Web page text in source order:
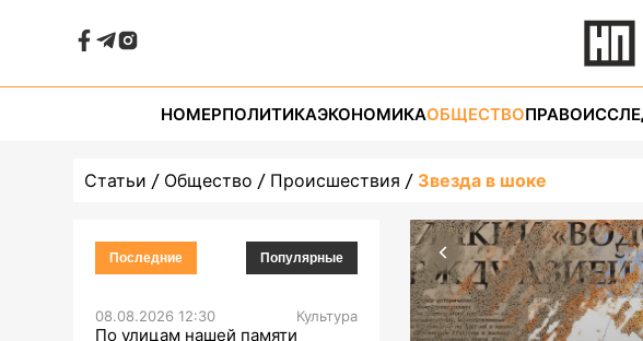
НОМЕРПОЛИТИКАЭКОНОМИКАОБЩЕСТВОПРАВО
Статьи Общество Происшествия Звезда в шоке
Последние Популярные
08.08.2026 12:30 Культура
По улицам нашей памяти